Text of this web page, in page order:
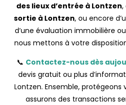
des lieux d’entrée à Lontzen,
sortie à Lontzen, ou encore
d’une évaluation immobilière
nous mettons à votre
📞 Contactez-nous dès
devis gratuit ou plus
Lontzen. Ensemble, protégeons
assurons des transactions